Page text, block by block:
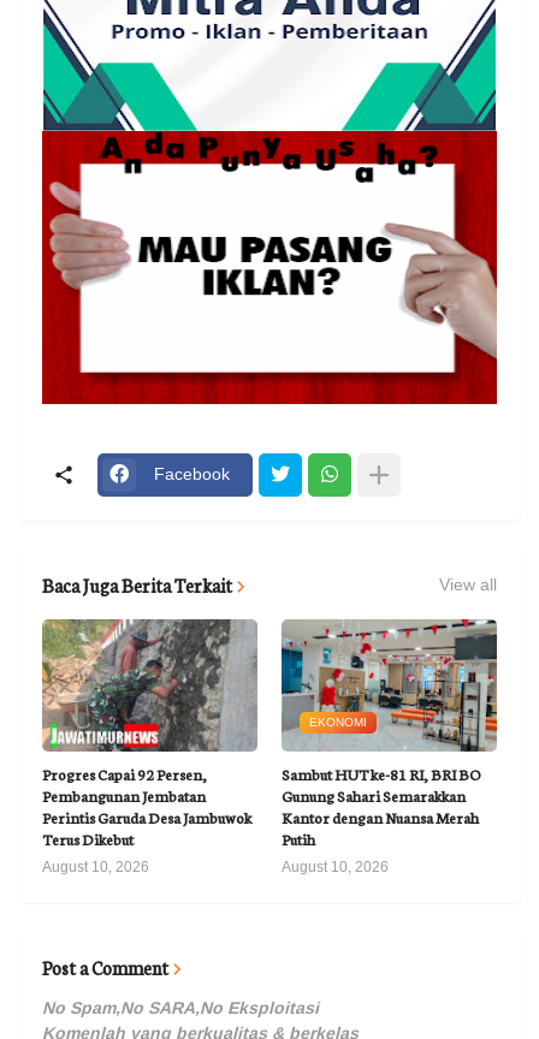
Facebook
Baca Juga Berita Terkait View all
Progres Capai 92 Persen,
Pembangunan Jembatan
Perintis Garuda Desa Jambuwok
Terus Dikebut
August 10, 2026
EKONOMI
Sambut HUT ke-81 RI, BRI BO
Gunung Sahari Semarakkan
Kantor dengan Nuansa Merah
Putih
August 10, 2026
Post a Comment
No Spam,No SARA,No Eksploitasi
Komenlah yang berkualitas & berkelas